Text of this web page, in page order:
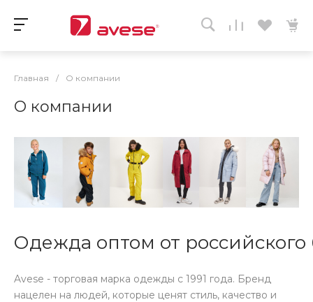
Главная / О компании
О компании
Одежда оптом от
Avese - торговая марка одежды с 1991 года. Бренд
нацелен на людей, которые ценят стиль, качество и